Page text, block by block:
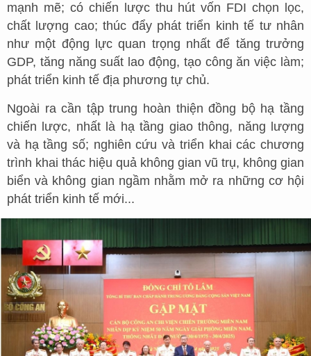
mạnh mẽ; có chiến lược thu hút vốn FDI chọn lọc,
chất lượng cao; thúc đẩy phát triển kinh tế tư nhân
như một động lực quan trọng nhất để tăng trưởng
GDP, tăng năng suất lao động, tạo công ăn việc làm;
phát triển kinh tế địa phương tự chủ.
Ngoài ra cần tập trung hoàn thiện đồng bộ hạ tầng
chiến lược, nhất là hạ tầng giao thông, năng lượng
và hạ tầng số; nghiên cứu và triển khai các chương
trình khai thác hiệu quả không gian vũ trụ, không gian
biển và không gian ngầm nhằm mở ra những cơ hội
phát triển kinh tế mới...